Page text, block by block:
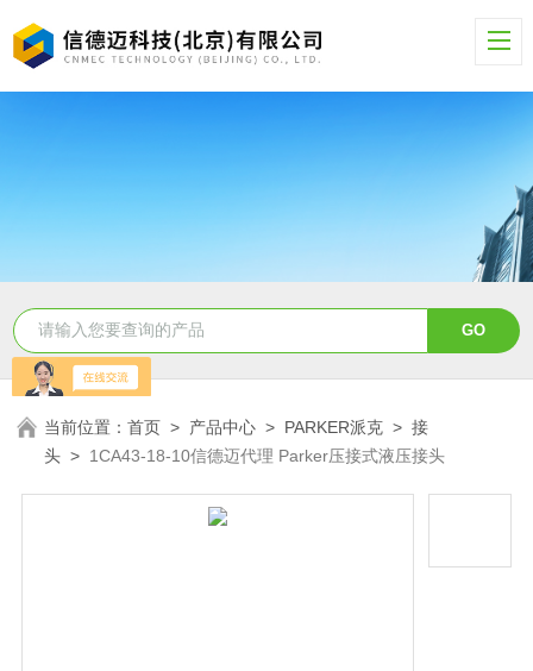
当前位置：首页 > 产品中心 > PARKER派克 >接
头 > 1CA43-18-10信德迈代理 Parker压接式液压接头